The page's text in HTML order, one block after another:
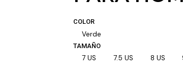
COLOR
Verde
TAMAÑO
7 US 7.5 US 8 US